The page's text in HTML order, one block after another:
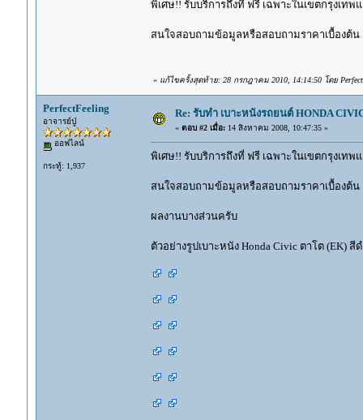
พิเศษ!! รับบริการถึงที่ ฟรี เฉพาะในเขตกรุงเท
สนใจสอบถามข้อมูลหรือสอบถามราคาเบื้อง
« แก้ไขครั้งสุดท้าย: 28 กรกฎาคม 2010, 14:14:50 โดย
PerfectFeeling
อาจารย์ปู่
ออฟไลน์
กระทู้: 1,937
Re: รับทำ เบาะหนังรถยนต์ HONDA
« ตอบ #2 เมื่อ:14 สิงหาคม 2008, 10:47:35 »
พิเศษ!! รับบริการถึงที่ ฟรี เฉพาะในเขตกรุงเท
สนใจสอบถามข้อมูลหรือสอบถามราคาเบื้องต้น
ผลงานบางส่วนครับ
ตัวอย่างรูปเบาะหนัง Honda Civic ตาโต (EK)